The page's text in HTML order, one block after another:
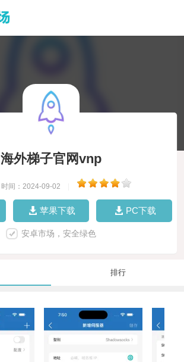
海外梯子官网vnp
时间：2024-09-02
苹果下载 PC下载
安卓市场，安全绿色
排行